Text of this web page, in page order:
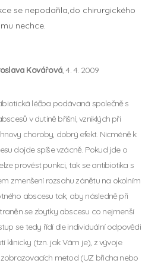
se nepodařila,do chirurgického
nechce.
Kovářová, 4. 4. 2009
léčba podávaná společně s
v dutině břišní, vzniklých při
choroby, dobrý efekt. Nicméně k
dojde spíše vzácně. Pokud jde o
provést punkci, tak se antibiotika s
zmenšení rozsahu zánětu na okolním
abscesu tak, aby následně při
se zbytky abscesu co nejmenší
se tedy řídí dle individuální odpovědi
klinicky (tzn. jak Vám je), z vývoje
metod (UZ břicha nebo